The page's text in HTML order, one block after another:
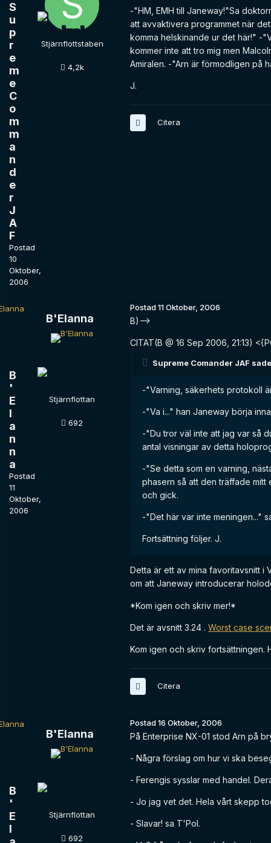
S
u
p
r
e
m
e
C
o
m
m
a
n
d
e
r
J
A
F
Postad
10
Oktober,
2006
Stjärnflottstaben
4,2k
-"HM, EMH till Janeway!"Sa
att avvaktivera programmet när
komma helskinande ur det här!" -
kommer inte att tro mig men
Amiralen. -"Arn är förmodligen på
J.
Citera
B
'
E
l
a
n
n
a
Postad
11
Oktober,
2006
B'Elanna
Stjärnflottan
692
Postad11 Oktober, 2006
B)-->
CITAT(B @ 16 Sep 2006, 21:13)
Supreme Comander JAF
-"Varning, säkerhets protokoll
-"Va i..." han Janeway börja
-"Du tror väl inte att jag var så
antal visningar av detta
-"Se detta som en varning,
phasern så att den träffade
och gick.
-"Det här var inte meningen..."
Fortsättning följer. J.
Detta är ett av mina favoritavsnitt i
om att Janeway introducerar
*Kom igen och skriv mer!*
Det är avsnitt 3.24 . Worst case
Kom igen och skriv fortsättningen.
Citera
B
'
E
l
B'Elanna
Stjärnflottan
692
Postad16 Oktober, 2006
På Enterprise NX-01 stod Arn på
- Några förslag om hur vi ska
- Ferengis sysslar med handel.
- Jo jag vet det. Hela vårt skepp
- Slavar! sa T'Pol.